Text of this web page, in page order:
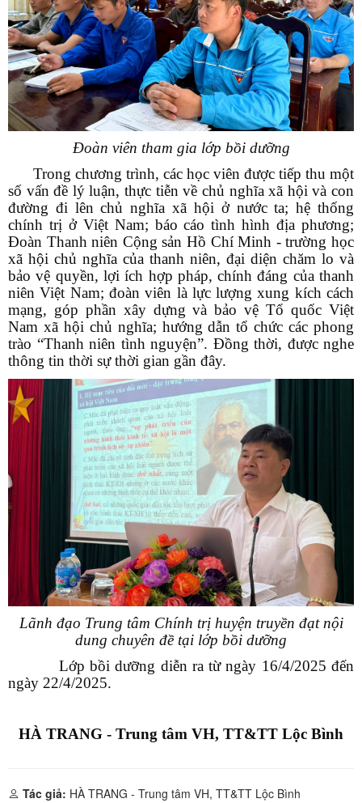
Đoàn viên tham gia lớp bồi dưỡng
Trong chương trình, các học viên được tiếp thu một
số vấn đề lý luận, thực tiễn về chủ nghĩa xã hội và con
đường đi lên chủ nghĩa xã hội ở nước ta; hệ thống
chính trị ở Việt Nam; báo cáo tình hình địa phương;
Đoàn Thanh niên Cộng sản Hồ Chí Minh - trường học
xã hội chủ nghĩa của thanh niên, đại diện chăm lo và
bảo vệ quyền, lợi ích hợp pháp, chính đáng của thanh
niên Việt Nam; đoàn viên là lực lượng xung kích cách
mạng, góp phần xây dựng và bảo vệ Tổ quốc Việt
Nam xã hội chủ nghĩa; hướng dẫn tổ chức các phong
trào “Thanh niên tình nguyện”. Đồng thời, được nghe
thông tin thời sự thời gian gần đây.
Lãnh đạo Trung tâm Chính trị huyện truyền đạt nội
dung chuyên đề tại lớp bồi dưỡng
Lớp bồi dưỡng diễn ra từ ngày 16/4/2025 đến
ngày 22/4/2025.
HÀ TRANG - Trung tâm VH, TT&TT Lộc Bình
Tác giả: HÀ TRANG - Trung tâm VH, TT&TT Lộc Bình